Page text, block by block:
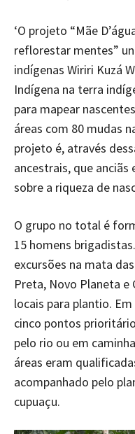
‘O projeto “Mãe
reflorestar mentes”
indígenas Wiriri Kuzá
Indígena na terra
para mapear
áreas com 80 mudas
projeto é, através
ancestrais, que
sobre a riqueza de
O grupo no total é
15 homens
excursões na mata
Preta, Novo Planeta
locais para plantio.
cinco pontos
pelo rio ou em
áreas eram
acompanhado pelo
cupuaçu.